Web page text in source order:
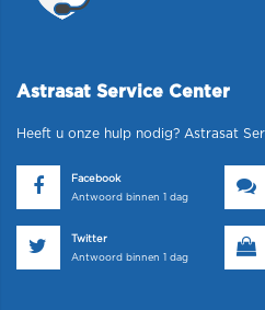
Astrasat Service Center
Heeft u onze hulp nodig? Astrasat
Facebook
Antwoord binnen 1 dag
Twitter
Antwoord binnen 1 dag